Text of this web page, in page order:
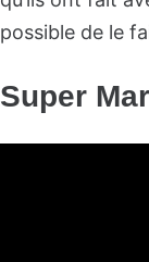
possible de le
Super